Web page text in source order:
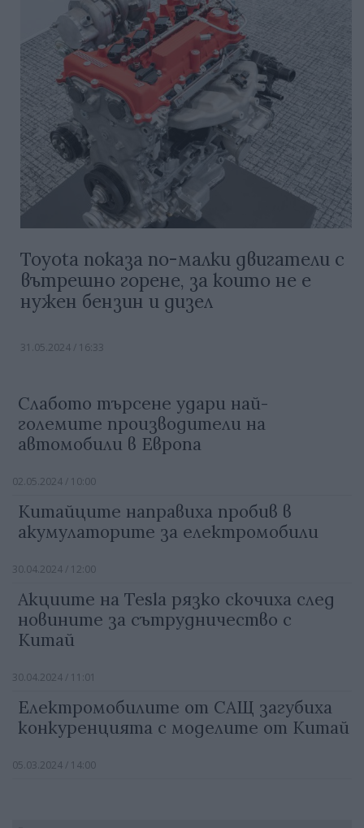
Toyota показа по-малки двигатели с
вътрешно горене, за които не е
нужен бензин и дизел
31.05.2024 / 16:33
Слабото търсене удари най-
големите производители на
автомобили в Европа
02.05.2024 / 10:00
Китайците направиха пробив в
акумулаторите за електромобили
30.04.2024 / 12:00
Акциите на Tesla рязко скочиха след
новините за сътрудничество с
Китай
30.04.2024 / 11:01
Електромобилите от САЩ загубиха
конкуренцията с моделите от Китай
05.03.2024 / 14:00